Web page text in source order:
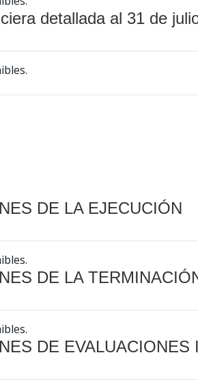
detallada al 31 de
DE LA EJECUCIÓN
DE LA
DE EVALUACIONES